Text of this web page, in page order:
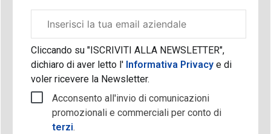
aziendale
Cliccando su "ISCRIVITI ALLA NEWSLETTER",
dichiaro di aver letto l'Informativa Privacy e di
voler ricevere la Newsletter.
Acconsento all'invio di comunicazioni
promozionali e commerciali per conto di
terzi.